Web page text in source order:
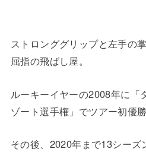
ストロンググリップと左手の
屈指の飛ばし屋。
ルーキーイヤーの2008年に「
ゾート選手権」でツアー初優勝
その後、2020年まで13シーズ